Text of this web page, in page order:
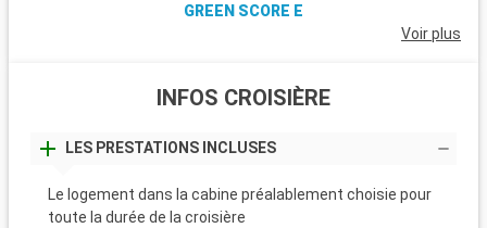
GREEN SCORE E
Voir plus
INFOS CROISIÈRE
LES PRESTATIONS INCLUSES
Le logement dans la cabine préalablement choisie pour
toute la durée de la croisière